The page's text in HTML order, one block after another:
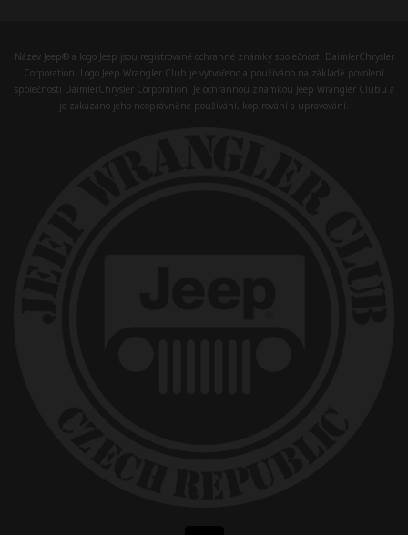
Název Jeep® a logo Jeep jsou registrované ochranné známky společnosti DaimlerChrysler
Corporation. Logo Jeep Wrangler Club je vytvořeno a používáno na základě povolení
společnosti DaimlerChrysler Corporation. Je ochrannou známkou Jeep Wrangler Clubu a
je zakázáno jeho neoprávněné používání, kopírování a upravování.